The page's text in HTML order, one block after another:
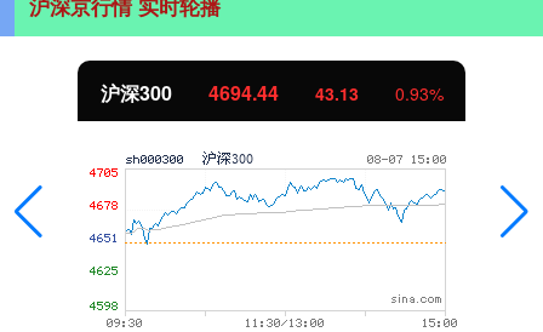
沪深京行情 实时轮播
沪深300 4694.44 43.13 0.93%